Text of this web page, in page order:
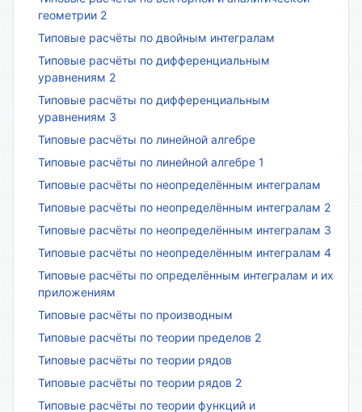
геометрии 2
Типовые расчёты по двойным интегралам
Типовые расчёты по дифференциальным
уравнениям 2
Типовые расчёты по дифференциальным
уравнениям 3
Типовые расчёты по линейной алгебре
Типовые расчёты по линейной алгебре 1
Типовые расчёты по неопределённым интегралам
Типовые расчёты по неопределённым интегралам 2
Типовые расчёты по неопределённым интегралам 3
Типовые расчёты по неопределённым интегралам 4
Типовые расчёты по определённым интегралам и их
приложениям
Типовые расчёты по производным
Типовые расчёты по теории пределов 2
Типовые расчёты по теории рядов
Типовые расчёты по теории рядов 2
Типовые расчёты по теории функций и